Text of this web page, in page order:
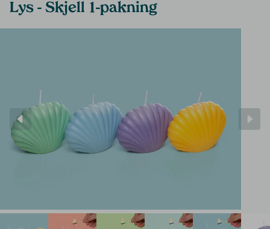
Lys - Skjell 1-pakning